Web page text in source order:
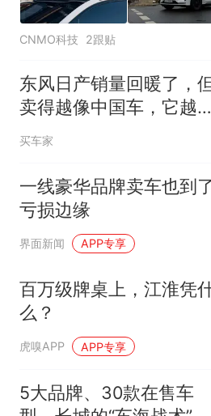
CNMO科技 2跟贴
东风日产销量回暖了，
卖得越像中国车，它越没
有未来
买车家
一线豪华品牌卖车也到
亏损边缘
界面新闻 APP专享
百万级牌桌上，江淮凭
么？
虎嗅APP APP专享
5大品牌、30款在售车